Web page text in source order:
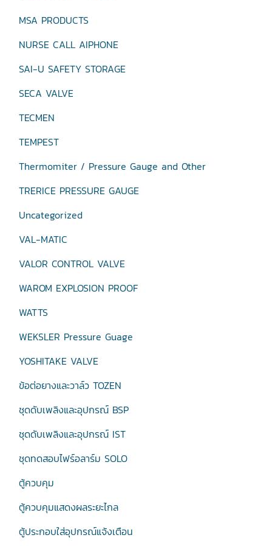
MSA PRODUCTS
NURSE CALL AIPHONE
SAI-U SAFETY STORAGE
SECA VALVE
TECMEN
TEMPEST
Thermomiter / Pressure Gauge and Other
TRERICE PRESSURE GAUGE
Uncategorized
VAL-MATIC
VALOR CONTROL VALVE
WAROM EXPLOSION PROOF
WATTS
WEKSLER Pressure Guage
YOSHITAKE VALVE
ข้อต่อยางและวาล์ว TOZEN
ชุดดับเพลิงและอุปกรณ์ BSP
ชุดดับเพลิงและอุปกรณ์ IST
ชุดทดสอบไฟร์อลาร์ม SOLO
ตู้ควบคุม
ตู้ควบคุมแสดงผลระยะไกล
ตู้ประกอบใส่อุปกรณ์แจ้งเตือน